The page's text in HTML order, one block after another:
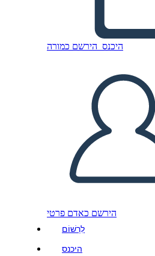
היכנס הירשם כמורה
הירשם כאדם פרטי
לִרְשׁוֹם
היכנס
del Sud-est